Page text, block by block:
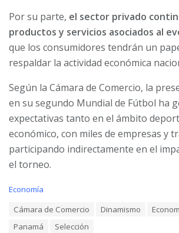
Por su parte, el sector privado
productos y servicios asociados al
que los consumidores tendrán un
respaldar la actividad económica
Según la Cámara de Comercio, la
en su segundo Mundial de Fútbol ha
expectativas tanto en el ámbito
económico, con miles de empresas y
participando indirectamente en el
el torneo.
C
Economía
Cámara de Comercio Dinamismo
Panamá
Selección